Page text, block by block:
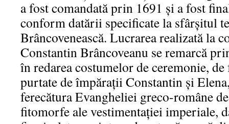
a fost comandată prin 1691 și a fost
conform datării specificate la sfârșitul
Brâncovenească. Lucrarea realizată la
Constantin Brâncoveanu se remarcă
în redarea costumelor de ceremonie,
purtate de împărații Constantin și
ferecătura Evangheliei greco-române
fitomorfe ale vestimentației imperiale,